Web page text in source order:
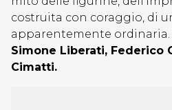
costruita con coraggio, di
apparentemente ordinaria.
Simone Liberati, Federico
Cimatti.